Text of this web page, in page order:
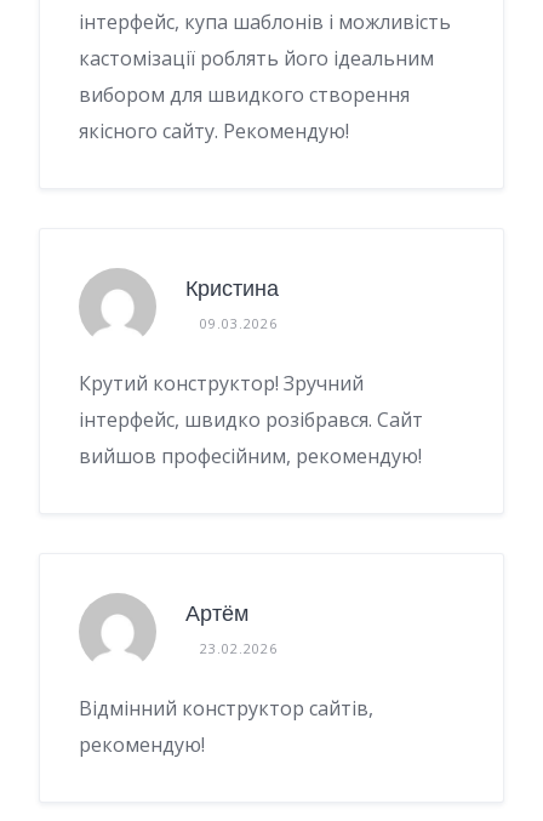
інтерфейс, купа шаблонів і можливість
кастомізації роблять його ідеальним
вибором для швидкого створення
якісного сайту. Рекомендую!
Кристина
09.03.2026
Крутий конструктор! Зручний
інтерфейс, швидко розібрався. Сайт
вийшов професійним, рекомендую!
Артём
23.02.2026
Відмінний конструктор сайтів,
рекомендую!